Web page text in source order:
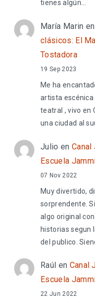
tienes algún…
María Marin en
clásicos: El
Tostadora
19 Sep 2023
Me ha
artista
teatral , vivo en
una ciudad al
Julio en Canal
Escuela
07 Nov 2022
Muy divertido,
sorprendente.
algo original
historias segun
del publico.
Raúl en Canal
Escuela
22 Jun 2022